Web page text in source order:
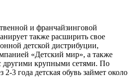
и франчайзинговой
также расширить свое
детской дистрибуции,
«Детский мир», а также
другими крупными сетями. По
3 года детская обувь займет около